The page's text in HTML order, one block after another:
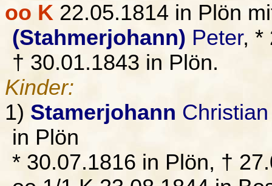
oo K 22.05.1814 in Plön
(Stahmerjohann) Peter, *
† 30.01.1843 in Plön.
Kinder:
1) Stamerjohann
in Plön
* 30.07.1816 in Plön, †